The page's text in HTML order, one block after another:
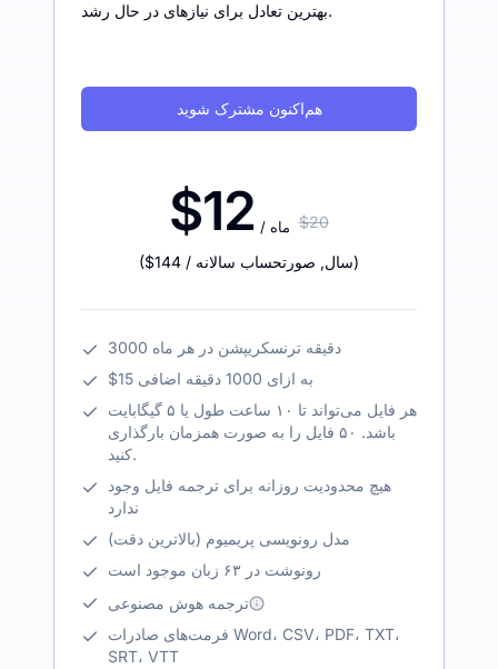
بهترین تعادل برای نیازهای در حال رشد.
هم‌اکنون مشترک شوید
$12 / ماه $20
($144 / سال, صورتحساب سالانه )
3000 دقیقه ترنسکریپشن در هر ماه
$15 به ازای 1000 دقیقه اضافی
هر فایل می‌تواند تا ۱۰ ساعت طول یا ۵ گیگابایت
باشد. ۵۰ فایل را به صورت همزمان بارگذاری
کنید.
هیچ محدودیت روزانه برای ترجمه فایل وجود
ندارد
مدل رونویسی پریمیوم (بالاترین دقت)
رونوشت در ۶۳ زبان موجود است
ترجمه هوش مصنوعی
فرمت‌های صادرات Word، CSV، PDF، TXT،
SRT، VTT